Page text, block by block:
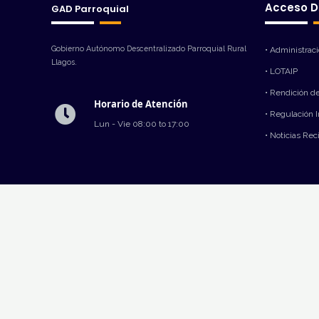
GAD Parroquial
Gobierno Autónomo Descentralizado Parroquial Rural
Llagos.
Horario de Atención
Lun - Vie 08:00 to 17:00
Acceso
•
• LOTAIP
• Rendición
• Regulación
• Noticias